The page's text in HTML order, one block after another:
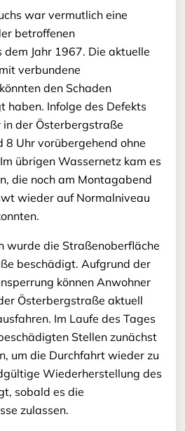
war vermutlich eine
betroffenen
Jahr 1967. Die aktuelle
verbundene
den Schaden
haben. Infolge des Defekts
der Österbergstraße
8 Uhr vorübergehend ohne
übrigen Wassernetz kam es
die noch am Montagabend
wieder auf Normalniveau
wurde die Straßenoberfläche
beschädigt. Aufgrund der
können Anwohner
Österbergstraße aktuell
Im Laufe des Tages
Stellen zunächst
um die Durchfahrt wieder zu
Wiederherstellung des
sobald es die
zulassen.